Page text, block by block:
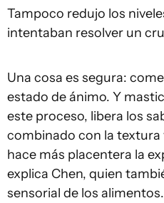
Tampoco redujo los
intentaban resolver un
Una cosa es segura:
estado de ánimo. Y
este proceso, libera los
combinado con la textura
hace más placentera la
explica Chen, quien
sensorial de los alimentos.